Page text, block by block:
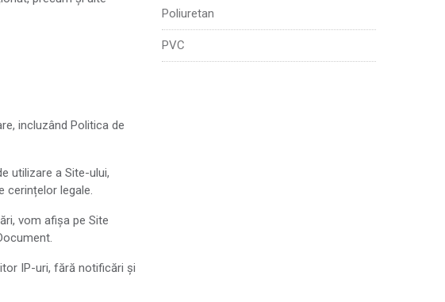
incluzând Politica de
utilizare a Site-ului,
cerințelor legale.
vom afișa pe Site
IP-uri, fără notificări și
Poliuretan
PVC